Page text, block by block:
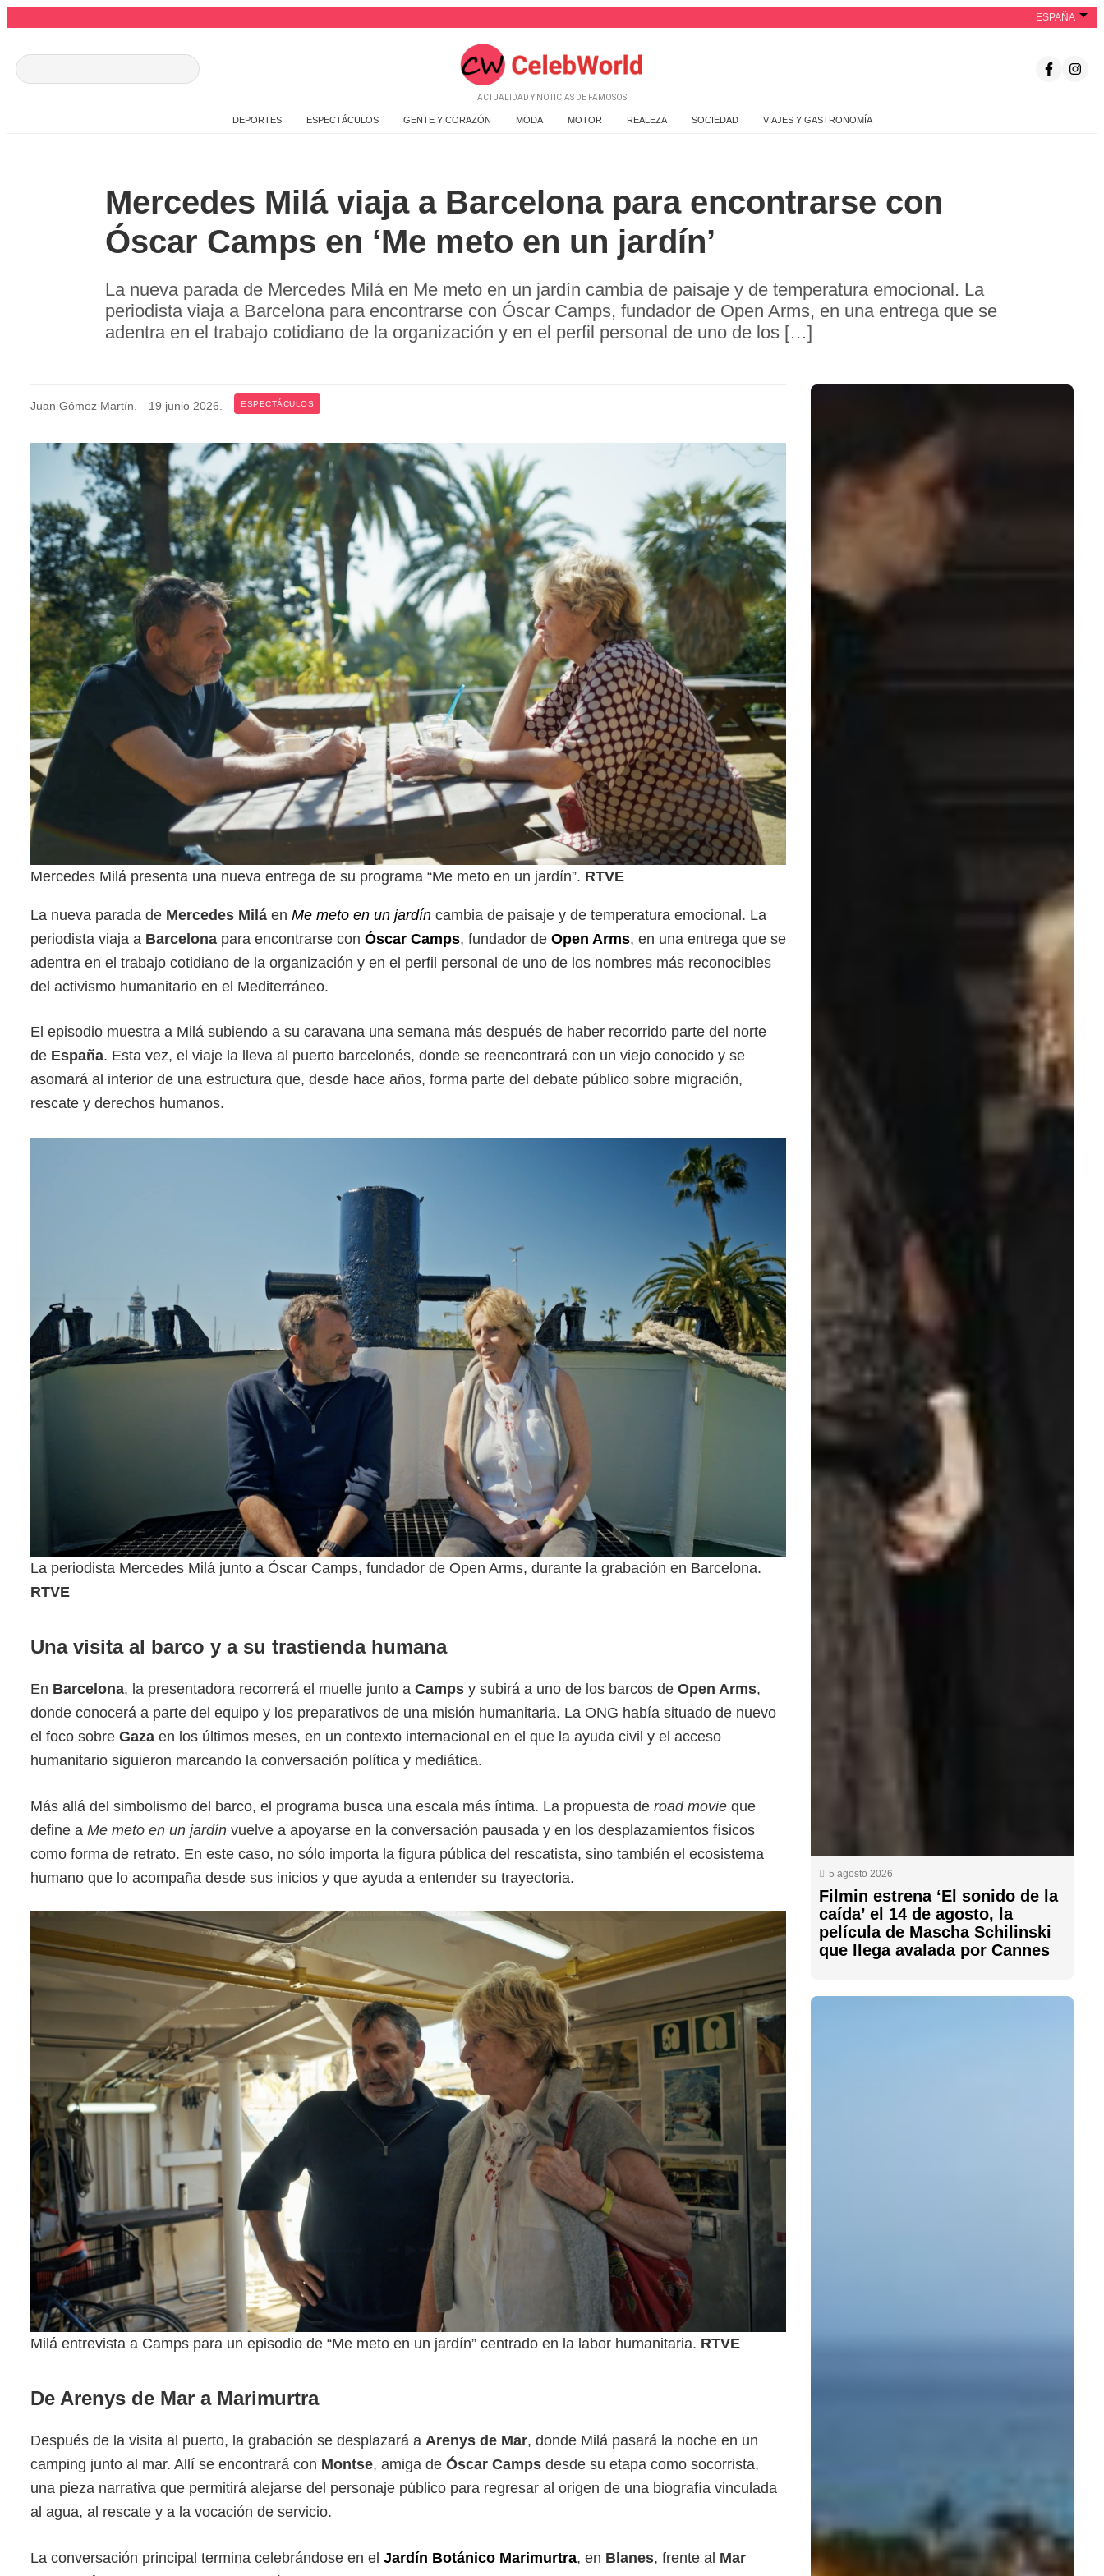
ESPAÑA
ACTUALIDAD Y NOTICIAS DE FAMOSOS
DEPORTES ESPECTÁCULOS GENTE Y CORAZÓN MODA MOTOR REALEZA SOCIEDAD VIAJES Y GASTRONOMÍA
Mercedes Milá viaja a Barcelona para encontrarse con
Óscar Camps en ‘Me meto en un jardín’
La nueva parada de Mercedes Milá en Me meto en un jardín cambia de paisaje y de temperatura emocional. La
periodista viaja a Barcelona para encontrarse con Óscar Camps, fundador de Open Arms, en una entrega que se
adentra en el trabajo cotidiano de la organización y en el perfil personal de uno de los […]
Juan Gómez Martín. 19 junio 2026. ESPECTÁCULOS
Mercedes Milá presenta una nueva entrega de su programa “Me meto en un jardín”. RTVE
La nueva parada de Mercedes Milá en Me meto en un jardín cambia de paisaje y de temperatura emocional. La
periodista viaja a Barcelona para encontrarse con Óscar Camps, fundador de Open Arms, en una entrega que se
adentra en el trabajo cotidiano de la organización y en el perfil personal de uno de los nombres más reconocibles
del activismo humanitario en el Mediterráneo.
El episodio muestra a Milá subiendo a su caravana una semana más después de haber recorrido parte del norte
de España. Esta vez, el viaje la lleva al puerto barcelonés, donde se reencontrará con un viejo conocido y se
asomará al interior de una estructura que, desde hace años, forma parte del debate público sobre migración,
rescate y derechos humanos.
La periodista Mercedes Milá junto a Óscar Camps, fundador de Open Arms, durante la grabación en Barcelona.
RTVE
Una visita al barco y a su trastienda humana
En Barcelona, la presentadora recorrerá el muelle junto a Camps y subirá a uno de los barcos de Open Arms,
donde conocerá a parte del equipo y los preparativos de una misión humanitaria. La ONG había situado de nuevo
el foco sobre Gaza en los últimos meses, en un contexto internacional en el que la ayuda civil y el acceso
humanitario siguieron marcando la conversación política y mediática.
Más allá del simbolismo del barco, el programa busca una escala más íntima. La propuesta de road movie que
define a Me meto en un jardín vuelve a apoyarse en la conversación pausada y en los desplazamientos físicos
como forma de retrato. En este caso, no sólo importa la figura pública del rescatista, sino también el ecosistema
humano que lo acompaña desde sus inicios y que ayuda a entender su trayectoria.
Milá entrevista a Camps para un episodio de “Me meto en un jardín” centrado en la labor humanitaria. RTVE
De Arenys de Mar a Marimurtra
Después de la visita al puerto, la grabación se desplazará a Arenys de Mar, donde Milá pasará la noche en un
camping junto al mar. Allí se encontrará con Montse, amiga de Óscar Camps desde su etapa como socorrista,
una pieza narrativa que permitirá alejarse del personaje público para regresar al origen de una biografía vinculada
al agua, al rescate y a la vocación de servicio.
La conversación principal termina celebrándose en el Jardín Botánico Marimurtra, en Blanes, frente al Mar
5 agosto 2026
Filmin estrena ‘El sonido de la
caída’ el 14 de agosto, la
película de Mascha Schilinski
que llega avalada por Cannes